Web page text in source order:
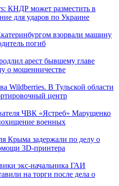
КНДР может разместить в
для ударов по Украине
взорвали машину
погиб
арест бывшему главе
о мошенничестве
Wildberries. В Тульской области
центр
ЧВК «Ястреб» Марущенко
военных
Крыма задержали по делу о
3D‑принтера
экс-начальника ГАИ
на торги после дела о